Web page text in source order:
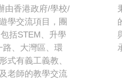
由香港政府/學校/
學交流項目，團
括STEM、升學
、大灣區、環
式有義工義教、
老師的教學交流